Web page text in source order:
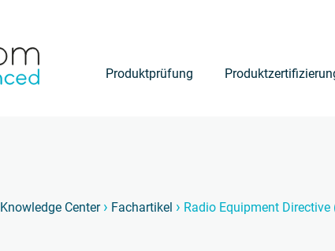
Produktprüfung
Knowledge Center › Fachartikel › Radio Equipment